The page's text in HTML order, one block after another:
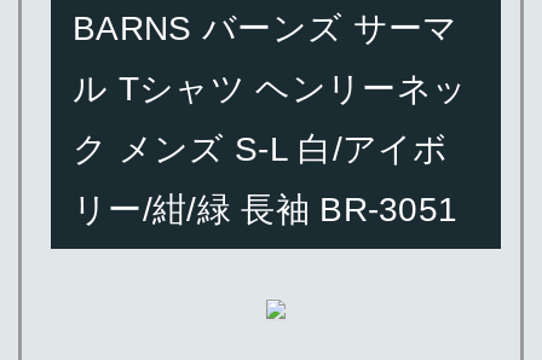
BARNS バーンズ サーマ
ル Tシャツ ヘンリーネッ
ク メンズ S-L 白/アイボ
リー/紺/緑 長袖 BR-3051